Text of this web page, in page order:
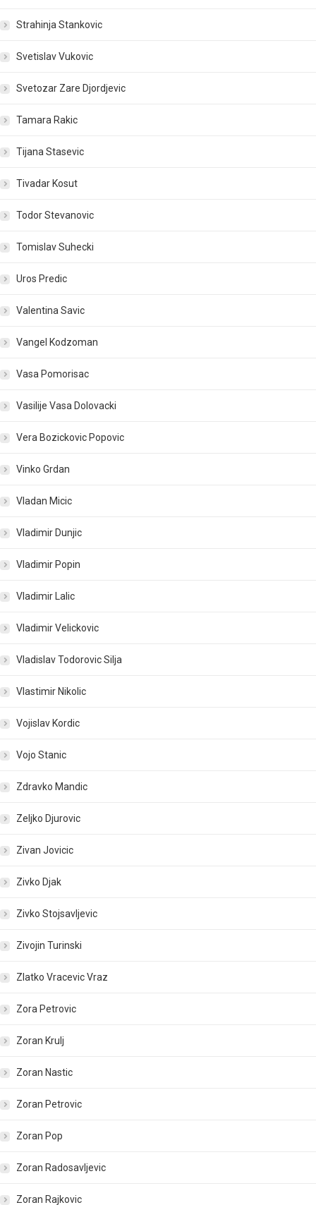
Strahinja Stankovic
Svetislav Vukovic
Svetozar Zare Djordjevic
Tamara Rakic
Tijana Stasevic
Tivadar Kosut
Todor Stevanovic
Tomislav Suhecki
Uros Predic
Valentina Savic
Vangel Kodzoman
Vasa Pomorisac
Vasilije Vasa Dolovacki
Vera Bozickovic Popovic
Vinko Grdan
Vladan Micic
Vladimir Dunjic
Vladimir Popin
Vladimir Lalic
Vladimir Velickovic
Vladislav Todorovic Silja
Vlastimir Nikolic
Vojislav Kordic
Vojo Stanic
Zdravko Mandic
Zeljko Djurovic
Zivan Jovicic
Zivko Djak
Zivko Stojsavljevic
Zivojin Turinski
Zlatko Vracevic Vraz
Zora Petrovic
Zoran Krulj
Zoran Nastic
Zoran Petrovic
Zoran Pop
Zoran Radosavljevic
Zoran Rajkovic